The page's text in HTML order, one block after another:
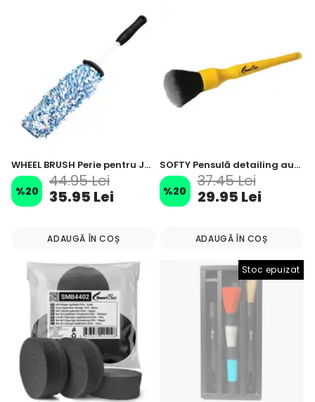
WHEEL BRUSH Perie pentru Jante din Microfibră 50 cm
%20
44.95 Lei
35.95 Lei
ADAUGĂ ÎN COȘ
SOFTY Pensulă detailing auto cu vârf moale 19 cm 30 mm
%20
37.45 Lei
29.95 Lei
ADAUGĂ ÎN COȘ
Stoc epuizat